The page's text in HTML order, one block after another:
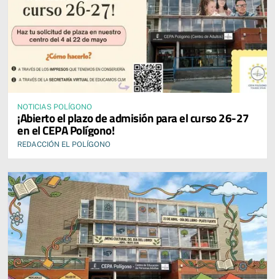
NOTICIAS POLÍGONO
¡Abierto el plazo de admisión para el curso 26-27
en el CEPA Polígono!
REDACCIÓN EL POLÍGONO